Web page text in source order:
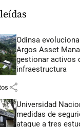
Odinsa
Argos Asset
gestionar activos
infraestructura
share
Universidad
medidas de
ataque a tres